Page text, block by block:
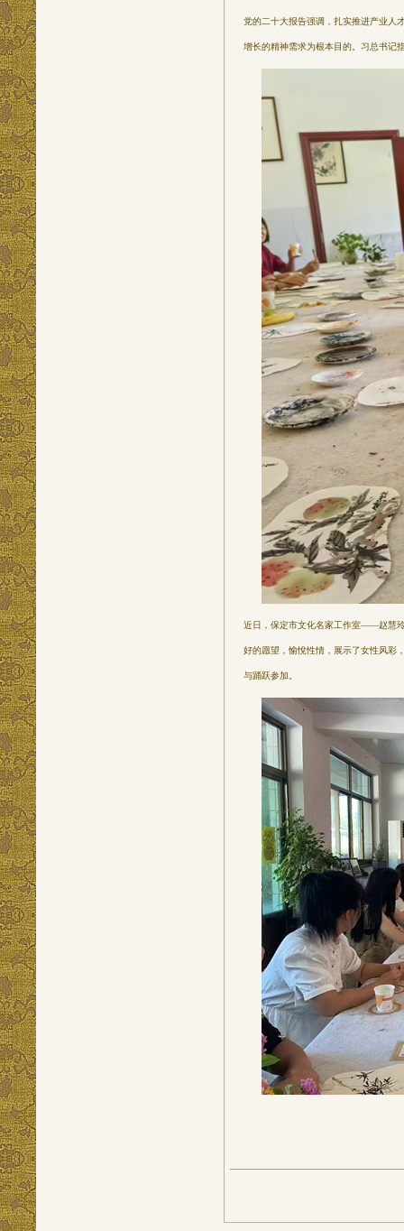
党的二十大报告强调，扎实推进产业人
增长的精神需求为根本目的。习总书记
近日，保定市文化名家工作室——赵慧
好的愿望，愉悅性情，展示了女性风彩
与踊跃参加。